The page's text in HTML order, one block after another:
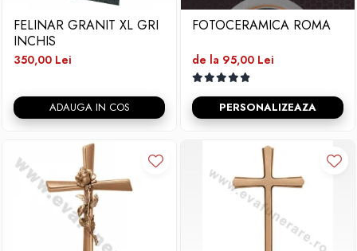
FELINAR GRANIT XL GRI
INCHIS
350,00 Lei
ADAUGA IN COS
FOTOCERAMICA ROMA
de la 95,00 Lei
PERSONALIZEAZA